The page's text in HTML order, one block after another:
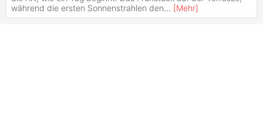
während die ersten Sonnenstrahlen den... [Mehr]